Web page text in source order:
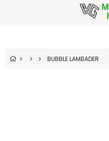
BUBBLE LAMBADER